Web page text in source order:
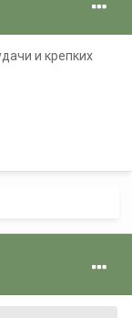
и крепких